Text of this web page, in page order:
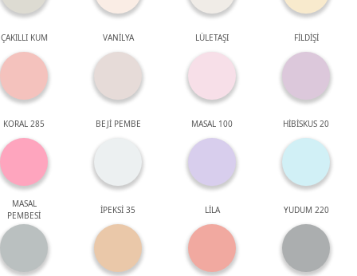
ÇAKILLI KUM VANİLYA LÜLETAŞI FİLDİŞİ
KORAL 285 BEJİ PEMBE MASAL 100 HİBİSKUS 20
MASAL
PEMBESİ
İPEKSİ 35 LİLA YUDUM 220